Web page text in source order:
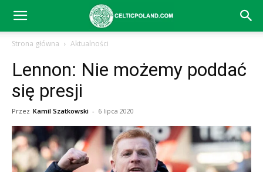
Celtic
Glasgow
aktualności
Strona główna Aktualności
Lennon: Nie możemy poddać
się presji
Przez Kamil Szatkowski - 6 lipca 2020